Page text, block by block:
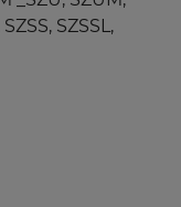
SZSSL,